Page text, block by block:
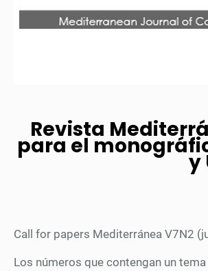
Revista
para el
y
Call for papers Mediterránea V7N2
Los números que contengan un